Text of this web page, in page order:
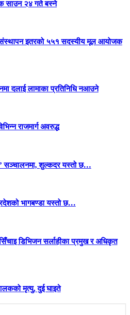
साउन २४ गते बस्ने
संस्थापन इतरको ५५१ सदस्यीय मूल आयोजक
दलाई लामाका प्रतिनिधि नआउने
राजमार्ग अवरुद्ध
सञ्चालनमा, शुल्कदर यस्तो छ…
भागबण्डा यस्तो छ…
डिभिजन सर्लाहीका प्रमुख र अधिकृत
मृत्यु, दुई घाइते